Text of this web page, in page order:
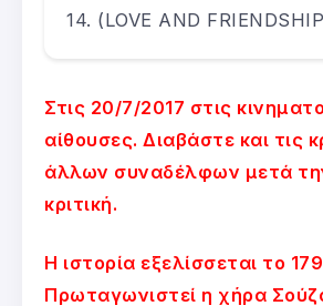
(LOVE AND
Στις 20/7/2017 στις
αίθουσες. Διαβάστε και τις
άλλων συναδέλφων μετά
κριτική.
Η ιστορία εξελίσσεται το
Πρωταγωνιστεί η χήρα